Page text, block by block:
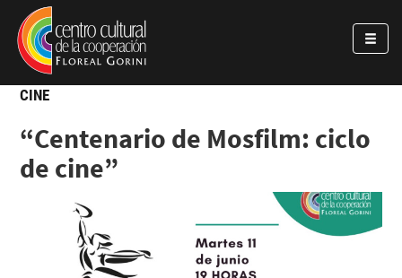
Pasar al contenido principal
Jump to main content
CINE
“Centenario de Mosfilm: ciclo
de cine”